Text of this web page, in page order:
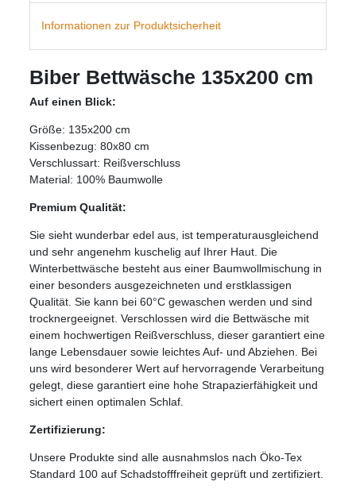
Informationen zur Produktsicherheit
Biber Bettwäsche 135x200 cm
Auf einen Blick:
Größe: 135x200 cm
Kissenbezug: 80x80 cm
Verschlussart: Reißverschluss
Material: 100% Baumwolle
Premium Qualität:
Sie sieht wunderbar edel aus, ist temperaturausgleichend
und sehr angenehm kuschelig auf Ihrer Haut. Die
Winterbettwäsche besteht aus einer Baumwollmischung in
einer besonders ausgezeichneten und erstklassigen
Qualität. Sie kann bei 60°C gewaschen werden und sind
trocknergeeignet. Verschlossen wird die Bettwäsche mit
einem hochwertigen Reißverschluss, dieser garantiert eine
lange Lebensdauer sowie leichtes Auf- und Abziehen. Bei
uns wird besonderer Wert auf hervorragende Verarbeitung
gelegt, diese garantiert eine hohe Strapazierfähigkeit und
sichert einen optimalen Schlaf.
Zertifizierung:
Unsere Produkte sind alle ausnahmslos nach Öko-Tex
Standard 100 auf Schadstofffreiheit geprüft und zertifiziert.